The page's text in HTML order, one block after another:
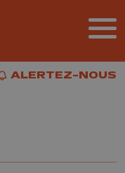
ALERTEZ-NOUS
ALERTEZ-NOUS